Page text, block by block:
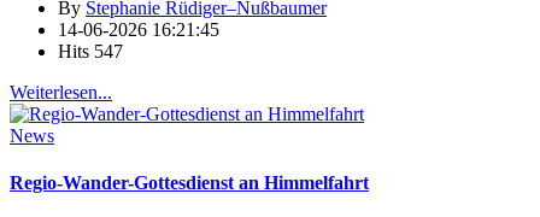
By Stephanie Rüdiger–Nußbaumer
14-06-2026 16:21:45
Hits 547
Weiterlesen...
News
Regio-Wander-Gottesdienst an Himmelfahrt